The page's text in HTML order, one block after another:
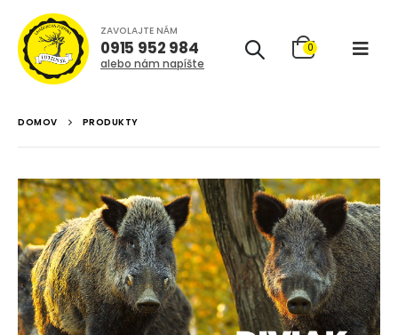
ZAVOLAJTE NÁM
0915 952 984
alebo nám napíšte
0
DOMOV PRODUKTY